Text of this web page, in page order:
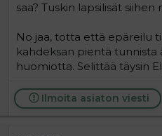
saa? Tuskin lapsilisät siihen
No jaa, totta että epäreilu
kahdeksan pientä tunnista
huomiotta. Selittää täysin
Ilmoita asiaton viesti